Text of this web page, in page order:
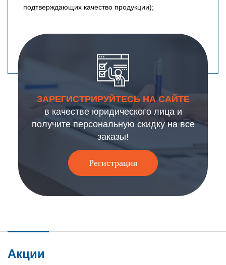
подтверждающих качество продукции);
ЗАРЕГИСТРИРУЙТЕСЬ НА САЙТЕ
в качестве юридического лица и
получите персональную скидку на все
заказы!
Регистрация
Акции